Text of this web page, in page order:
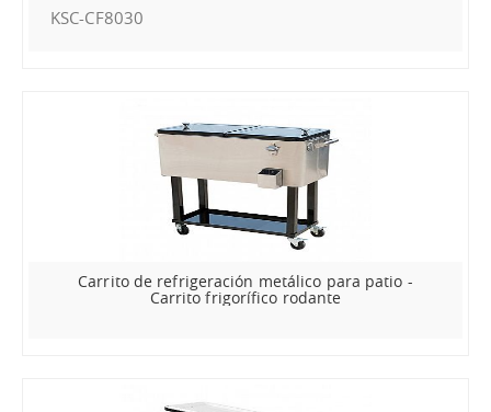
KSC-CF8030
Carrito de refrigeración metálico para patio -
Carrito frigorífico rodante